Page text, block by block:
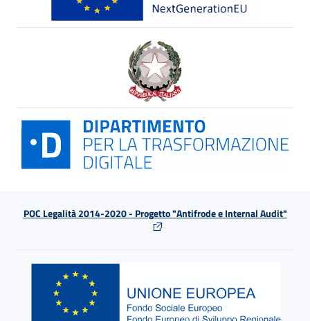
POC Legalità 2014-2020 - Progetto "Antifrode e Internal Audit"